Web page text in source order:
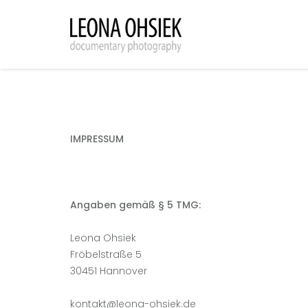
IMPRESSUM
Angaben gemäß § 5 TMG:
Leona Ohsiek
Fröbelstraße 5
30451 Hannover
kontakt@leona-ohsiek.de